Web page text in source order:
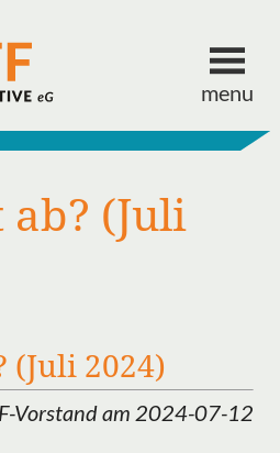
menu
ab? (Juli
(Juli 2024)
Vorstand am 2024-07-12